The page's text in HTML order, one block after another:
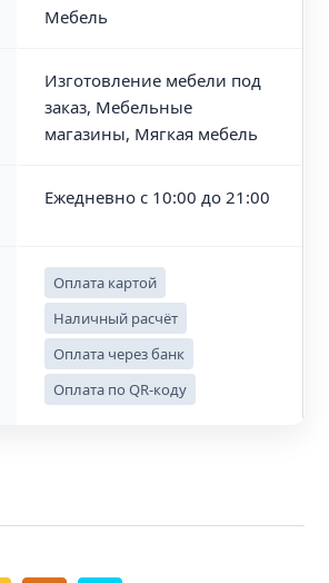
Мебель
Изготовление мебели под
заказ, Мебельные
магазины, Мягкая мебель
Ежедневно с 10:00 до 21:00
Оплата картой
Наличный расчёт
Оплата через банк
Оплата по QR-коду